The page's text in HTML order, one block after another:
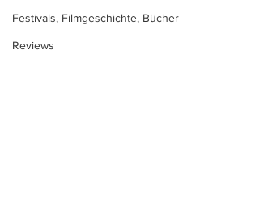
Festivals, Filmgeschichte, Bücher
Reviews